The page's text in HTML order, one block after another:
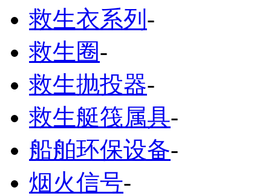
救生衣系列 -
救生圈-
救生抛投器-
救生艇筏属具-
船舶环保设备-
烟火信号-